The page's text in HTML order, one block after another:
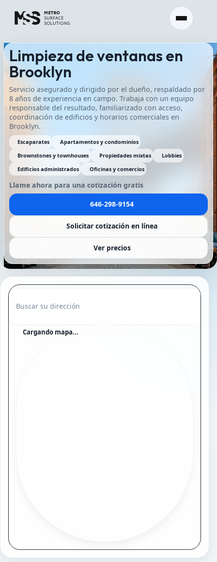
Limpieza de ventanas en
Brooklyn
Servicio asegurado y dirigido por el dueño, respaldado por
8 años de experiencia en campo. Trabaja con un equipo
responsable del resultado, familiarizado con acceso,
coordinación de edificios y horarios comerciales en
Brooklyn.
Escaparates
Apartamentos y condominios
Brownstones y townhouses
Propiedades mixtas
Lobbies
Edificios administrados
Oficinas y comercios
Llame ahora para una cotización gratis
646-298-9154
Solicitar cotización en línea
Ver precios
Buscar su dirección
Cargando mapa...